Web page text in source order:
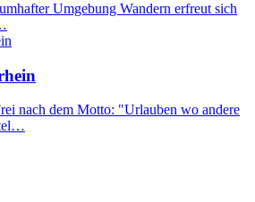
Umgebung Wandern erfreut sich
nach dem Motto: "Urlauben wo andere